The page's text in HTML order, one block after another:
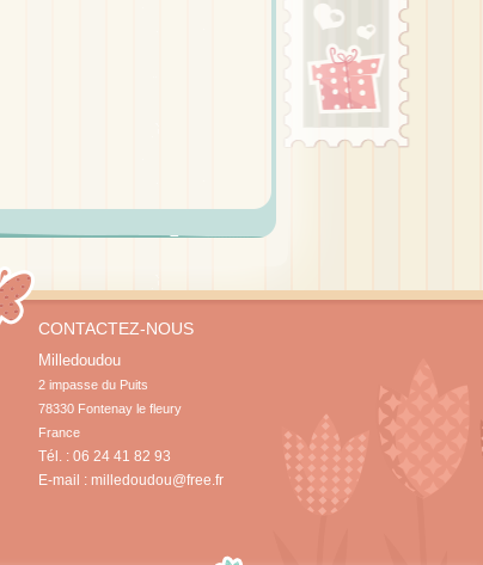
CONTACTEZ-NOUS
Milledoudou
2 impasse du Puits
78330 Fontenay le fleury
France
Tél. : 06 24 41 82 93
E-mail : milledoudou@free.fr